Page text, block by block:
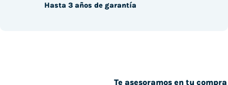
Te asesoramos en tu compra
Hasta 3 años de garantía